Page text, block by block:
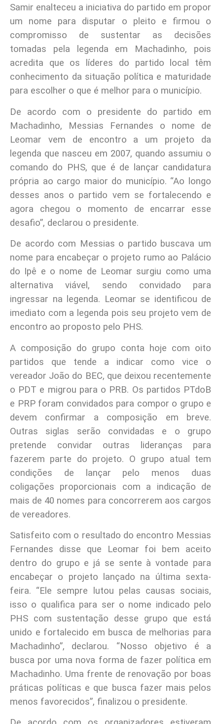
Samir enalteceu a iniciativa do partido em propor
um nome para disputar o pleito e firmou o
compromisso de sustentar as decisões
tomadas pela legenda em Machadinho, pois
acredita que os líderes do partido local têm
conhecimento da situação política e maturidade
para escolher o que é melhor para o município.
De acordo com o presidente do partido em
Machadinho, Messias Fernandes o nome de
Leomar vem de encontro a um projeto da
legenda que nasceu em 2007, quando assumiu o
comando do PHS, que é de lançar candidatura
própria ao cargo maior do município. “Ao longo
desses anos o partido vem se fortalecendo e
agora chegou o momento de encarrar esse
desafio”, declarou o presidente.
De acordo com Messias o partido buscava um
nome para encabeçar o projeto rumo ao Palácio
do Ipê e o nome de Leomar surgiu como uma
alternativa viável, sendo convidado para
ingressar na legenda. Leomar se identificou de
imediato com a legenda pois seu projeto vem de
encontro ao proposto pelo PHS.
A composição do grupo conta hoje com oito
partidos que tende a indicar como vice o
vereador João do BEC, que deixou recentemente
o PDT e migrou para o PRB. Os partidos PTdoB
e PRP foram convidados para compor o grupo e
devem confirmar a composição em breve.
Outras siglas serão convidadas e o grupo
pretende convidar outras lideranças para
fazerem parte do projeto. O grupo atual tem
condições de lançar pelo menos duas
coligações proporcionais com a indicação de
mais de 40 nomes para concorrerem aos cargos
de vereadores.
Satisfeito com o resultado do encontro Messias
Fernandes disse que Leomar foi bem aceito
dentro do grupo e já se sente à vontade para
encabeçar o projeto lançado na última sexta-
feira. “Ele sempre lutou pelas causas sociais,
isso o qualifica para ser o nome indicado pelo
PHS com sustentação desse grupo que está
unido e fortalecido em busca de melhorias para
Machadinho”, declarou. “Nosso objetivo é a
busca por uma nova forma de fazer política em
Machadinho. Uma frente de renovação por boas
práticas políticas e que busca fazer mais pelos
menos favorecidos”, finalizou o presidente.